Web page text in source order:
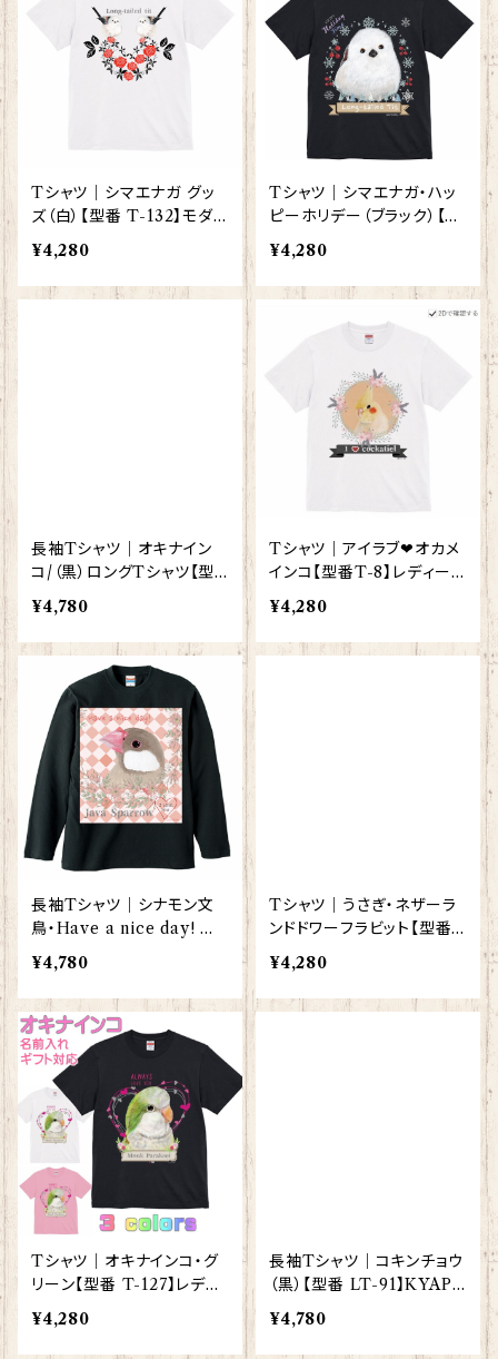
Tシャツ｜シマエナガ グッ
ズ（白）【型番 T-132】モダン
しまえなが プレゼント ギフ
ト
¥4,280
Tシャツ｜シマエナガ・ハッ
ピーホリデー（ブラック）【型
番 T-116】 しまえなが プレ
ゼント ギフト
¥4,280
長袖Tシャツ｜オキナイン
コ/（黒）ロングTシャツ【型
番 LT-127】KYAPIArt きゃ
ぴあーと
¥4,780
Tシャツ｜アイラブ❤オカメ
インコ【型番T-8】レディース
メンズ グッズ
¥4,280
長袖Tシャツ｜シナモン文
鳥・Have a nice day! ロ
ングTシャツ（ブラック）【型
番 LT-66】
¥4,780
Tシャツ｜うさぎ・ネザーラ
ンドドワーフラビット【型番
T-137】レディース メンズ
グッズ
¥4,280
Tシャツ｜オキナインコ・グ
リーン【型番 T-127】レディ
ース メンズ グッズ
¥4,280
長袖Tシャツ｜コキンチョウ
（黒）【型番 LT-91】KYAPI
Art きゃぴあーと
¥4,780